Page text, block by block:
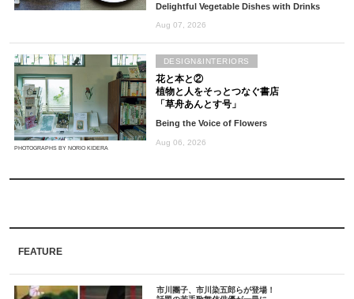
Delightful Vegetable Dishes with Drinks
Aug 07, 2026
PHOTOGRAPHS BY NORIO KIDERA
花と本と②
植物と人をそっとつなぐ書店
「草舟あんとす号」
Being the Voice of Flowers
Aug 06, 2026
DESIGN&INTERIORS
FEATURE
市川團子、市川染五郎らが登場！